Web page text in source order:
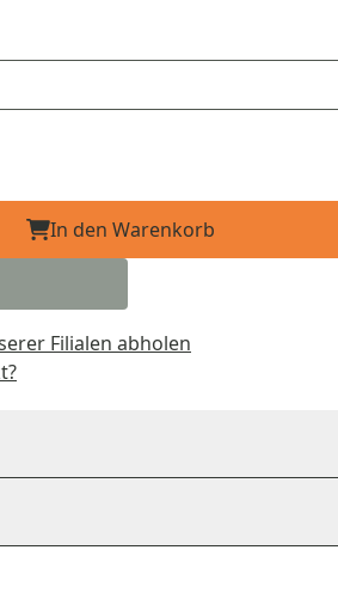
In den Warenkorb
Filialen abholen